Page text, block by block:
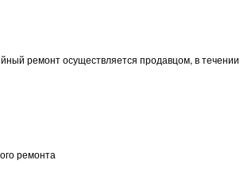
ремонт осуществляется продавцом, в
ремонта